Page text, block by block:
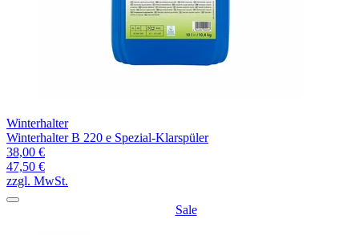
Winterhalter
Winterhalter B 220 e Spezial-Klarspüler
38,00 €
47,50 €
zzgl. MwSt.
Sale